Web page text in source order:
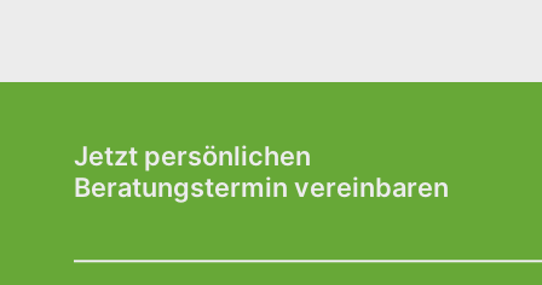
Jetzt persönlichen
Beratungstermin vereinbaren